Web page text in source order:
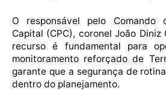
O responsável pelo Comando
Capital (CPC), coronel João Diniz
recurso é fundamental para
monitoramento reforçado de
garante que a segurança de
dentro do planejamento.